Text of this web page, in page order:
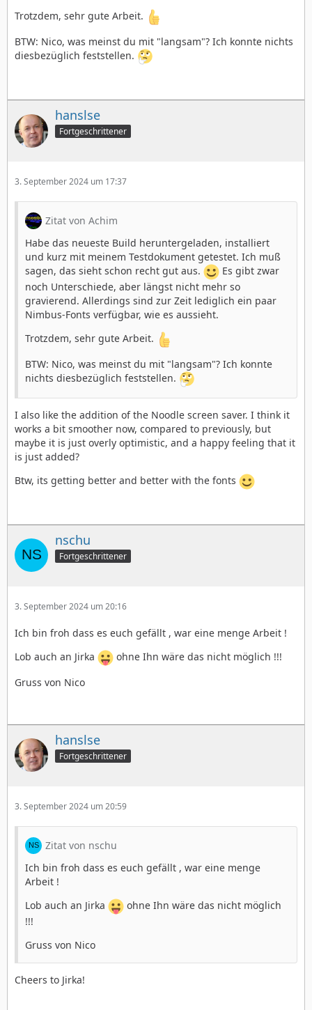
Trotzdem, sehr gute Arbeit.
BTW: Nico, was meinst du mit "langsam"? Ich konnte nichts
diesbezüglich feststellen.
hanslse
Fortgeschrittener
3. September 2024 um 17:37
Zitat von Achim
Habe das neueste Build heruntergeladen, installiert
und kurz mit meinem Testdokument getestet. Ich muß
sagen, das sieht schon recht gut aus.
Es gibt zwar
noch Unterschiede, aber längst nicht mehr so
gravierend. Allerdings sind zur Zeit lediglich ein paar
Nimbus-Fonts verfügbar, wie es aussieht.
Trotzdem, sehr gute Arbeit.
BTW: Nico, was meinst du mit "langsam"? Ich konnte
nichts diesbezüglich feststellen.
I also like the addition of the Noodle screen saver. I think it
works a bit smoother now, compared to previously, but
maybe it is just overly optimistic, and a happy feeling that it
is just added?
Btw, its getting better and better with the fonts
nschu
Fortgeschrittener
3. September 2024 um 20:16
Ich bin froh dass es euch gefällt , war eine menge Arbeit !
Lob auch an Jirka
ohne Ihn wäre das nicht möglich !!!
Gruss von Nico
hanslse
Fortgeschrittener
3. September 2024 um 20:59
Zitat von nschu
Ich bin froh dass es euch gefällt , war eine menge
Arbeit !
Lob auch an Jirka
ohne Ihn wäre das nicht möglich
!!!
Gruss von Nico
Cheers to Jirka!